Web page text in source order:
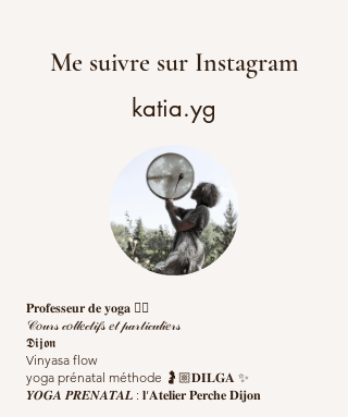
Me suivre sur Instagram
katia.yg
𝐏𝐫𝐨𝐟𝐞𝐬𝐬𝐞𝐮𝐫 𝐝𝐞 𝐲𝐨𝐠𝐚 🧘‍♀️
𝒞𝑜𝓊𝓇𝓈 𝒸𝑜𝓁𝓁𝑒𝒸𝓉𝒾𝒻𝓈 𝑒𝓉 𝓅𝒶𝓇𝓉𝒾𝒸𝓊𝓁𝒾𝑒𝓇𝓈
𝕯𝖎𝖏𝖔𝖓
Vinyasa flow
yoga prénatal méthode 🤰🏼𝐃𝐈𝐋𝐆𝐀 ✨
𝒀𝑶𝑮𝑨 𝑷𝑹𝑬𝑵𝑨𝑻𝑨𝑳 : 𝐥’𝐀𝐭𝐞𝐥𝐢𝐞𝐫 𝐏𝐞𝐫𝐜𝐡𝐞 𝐃𝐢𝐣𝐨𝐧